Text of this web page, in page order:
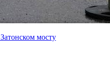
мосту